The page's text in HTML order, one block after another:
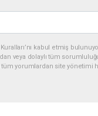
kabul etmiş
veya dolaylı tüm
tüm yorumlardan site yönetimi